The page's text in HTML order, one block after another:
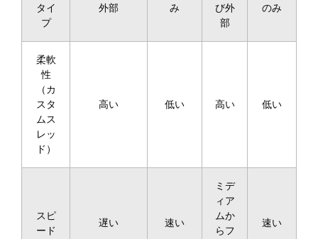
タイ
プ
外部
み
び外
部
のみ
柔軟
性
（カ
スタ
ムス
レッ
ド）
高い 低い 高い 低い
スピ
ード
遅い 速い
ミデ
ィア
ムか
らフ
速い